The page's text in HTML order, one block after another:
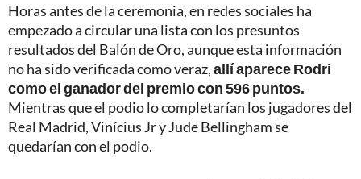
Horas antes de la ceremonia, en redes sociales ha
empezado a circular una lista con los presuntos
resultados del Balón de Oro, aunque esta información
no ha sido verificada como veraz,allí aparece Rodri
como el ganador del premio con 596 puntos.
Mientras que el podio lo completarían los jugadores del
Real Madrid, Vinícius Jr y Jude Bellingham se
quedarían con el podio.